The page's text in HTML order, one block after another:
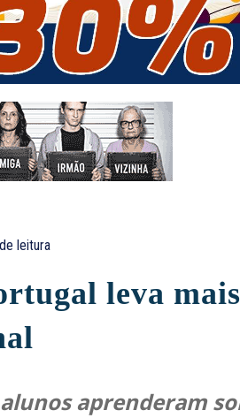
de leitura
leva
aprenderam